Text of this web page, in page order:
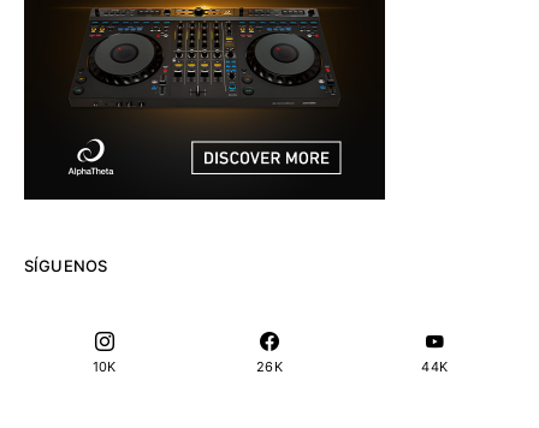
SÍGUENOS
10K 26K 44K